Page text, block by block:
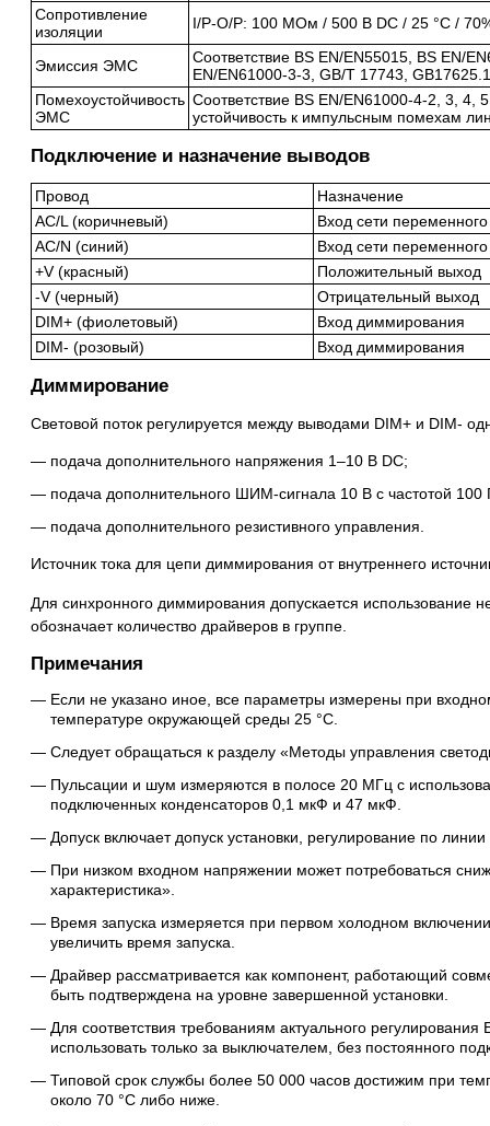
Сопротивление
изоляции
I/P-O/P: 100 МОм / 500 В DC / 25 °C /
Эмиссия ЭМС
Соответствие BS EN/EN55015, BS EN/
EN/EN61000-3-3, GB/T 17743,
Помехоустойчивость
ЭМС
Соответствие BS EN/EN61000-4-2, 3, 4,
устойчивость к импульсным помехам
Подключение и назначение выводов
Провод
Назначение
AC/L (коричневый)
Вход сети
AC/N (синий)
Вход сети
+V (красный)
Положительный выход
-V (черный)
Отрицательный выход
DIM+ (фиолетовый)
Вход диммирования
DIM- (розовый)
Вход диммирования
Диммирование
Световой поток регулируется между выводами DIM+ и DIM-
подача дополнительного напряжения 1–10 В DC;
подача дополнительного ШИМ-сигнала 10 В с частотой 100
подача дополнительного резистивного управления.
Источник тока для цепи диммирования от внутреннего
Для синхронного диммирования допускается использование
обозначает количество драйверов в группе.
Примечания
Если не указано иное, все параметры измерены при
температуре окружающей среды 25 °C.
Следует обращаться к разделу «Методы управления
Пульсации и шум измеряются в полосе 20 МГц с
подключенных конденсаторов 0,1 мкФ и 47 мкФ.
Допуск включает допуск установки, регулирование по
При низком входном напряжении может потребоваться
характеристика».
Время запуска измеряется при первом холодном
увеличить время запуска.
Драйвер рассматривается как компонент, работающий
быть подтверждена на уровне завершенной установки.
Для соответствия требованиям актуального
использовать только за выключателем, без постоянного
Типовой срок службы более 50 000 часов достижим при
около 70 °C либо ниже.